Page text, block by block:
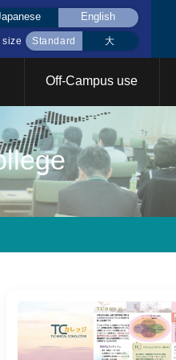
English
size Standard 大
About
Sharing
Division
Management
Division
Equipment
promotion
Integrated
け
2023 2022
Off-Campus use